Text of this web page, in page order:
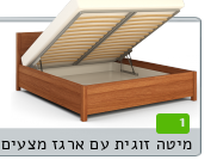
1
מיטה זוגית עם ארגז מצעים